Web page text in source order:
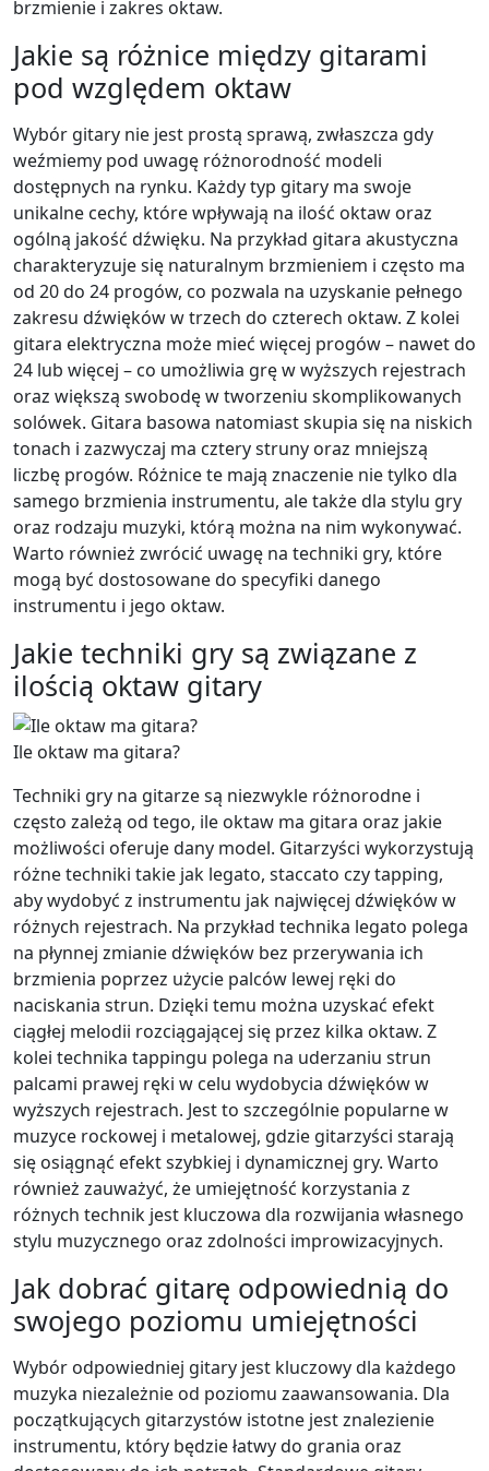
brzmienie i zakres oktaw.
Jakie są różnice między gitarami
pod względem oktaw
Wybór gitary nie jest prostą sprawą, zwłaszcza gdy
weźmiemy pod uwagę różnorodność modeli
dostępnych na rynku. Każdy typ gitary ma swoje
unikalne cechy, które wpływają na ilość oktaw oraz
ogólną jakość dźwięku. Na przykład gitara akustyczna
charakteryzuje się naturalnym brzmieniem i często ma
od 20 do 24 progów, co pozwala na uzyskanie pełnego
zakresu dźwięków w trzech do czterech oktaw. Z kolei
gitara elektryczna może mieć więcej progów – nawet do
24 lub więcej – co umożliwia grę w wyższych rejestrach
oraz większą swobodę w tworzeniu skomplikowanych
solówek. Gitara basowa natomiast skupia się na niskich
tonach i zazwyczaj ma cztery struny oraz mniejszą
liczbę progów. Różnice te mają znaczenie nie tylko dla
samego brzmienia instrumentu, ale także dla stylu gry
oraz rodzaju muzyki, którą można na nim wykonywać.
Warto również zwrócić uwagę na techniki gry, które
mogą być dostosowane do specyfiki danego
instrumentu i jego oktaw.
Jakie techniki gry są związane z
ilością oktaw gitary
Ile oktaw ma gitara?
Techniki gry na gitarze są niezwykle różnorodne i
często zależą od tego, ile oktaw ma gitara oraz jakie
możliwości oferuje dany model. Gitarzyści wykorzystują
różne techniki takie jak legato, staccato czy tapping,
aby wydobyć z instrumentu jak najwięcej dźwięków w
różnych rejestrach. Na przykład technika legato polega
na płynnej zmianie dźwięków bez przerywania ich
brzmienia poprzez użycie palców lewej ręki do
naciskania strun. Dzięki temu można uzyskać efekt
ciągłej melodii rozciągającej się przez kilka oktaw. Z
kolei technika tappingu polega na uderzaniu strun
palcami prawej ręki w celu wydobycia dźwięków w
wyższych rejestrach. Jest to szczególnie popularne w
muzyce rockowej i metalowej, gdzie gitarzyści starają
się osiągnąć efekt szybkiej i dynamicznej gry. Warto
również zauważyć, że umiejętność korzystania z
różnych technik jest kluczowa dla rozwijania własnego
stylu muzycznego oraz zdolności improwizacyjnych.
Jak dobrać gitarę odpowiednią do
swojego poziomu umiejętności
Wybór odpowiedniej gitary jest kluczowy dla każdego
muzyka niezależnie od poziomu zaawansowania. Dla
początkujących gitarzystów istotne jest znalezienie
instrumentu, który będzie łatwy do grania oraz